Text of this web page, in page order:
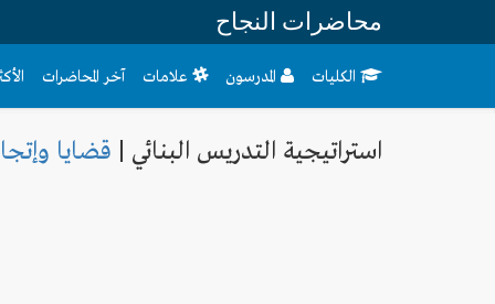
محاضرات النجاح
الكليات المدرسون علامات آخر المحاضرات
استراتيجية التدريس البنائي | قضايا